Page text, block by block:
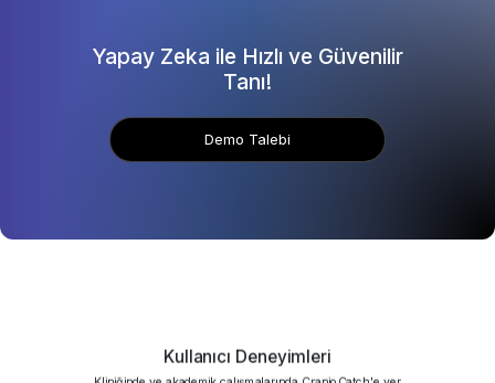
Yapay Zeka ile Hızlı ve Güvenilir
Tanı!
Demo Talebi
Kullanıcı Deneyimleri